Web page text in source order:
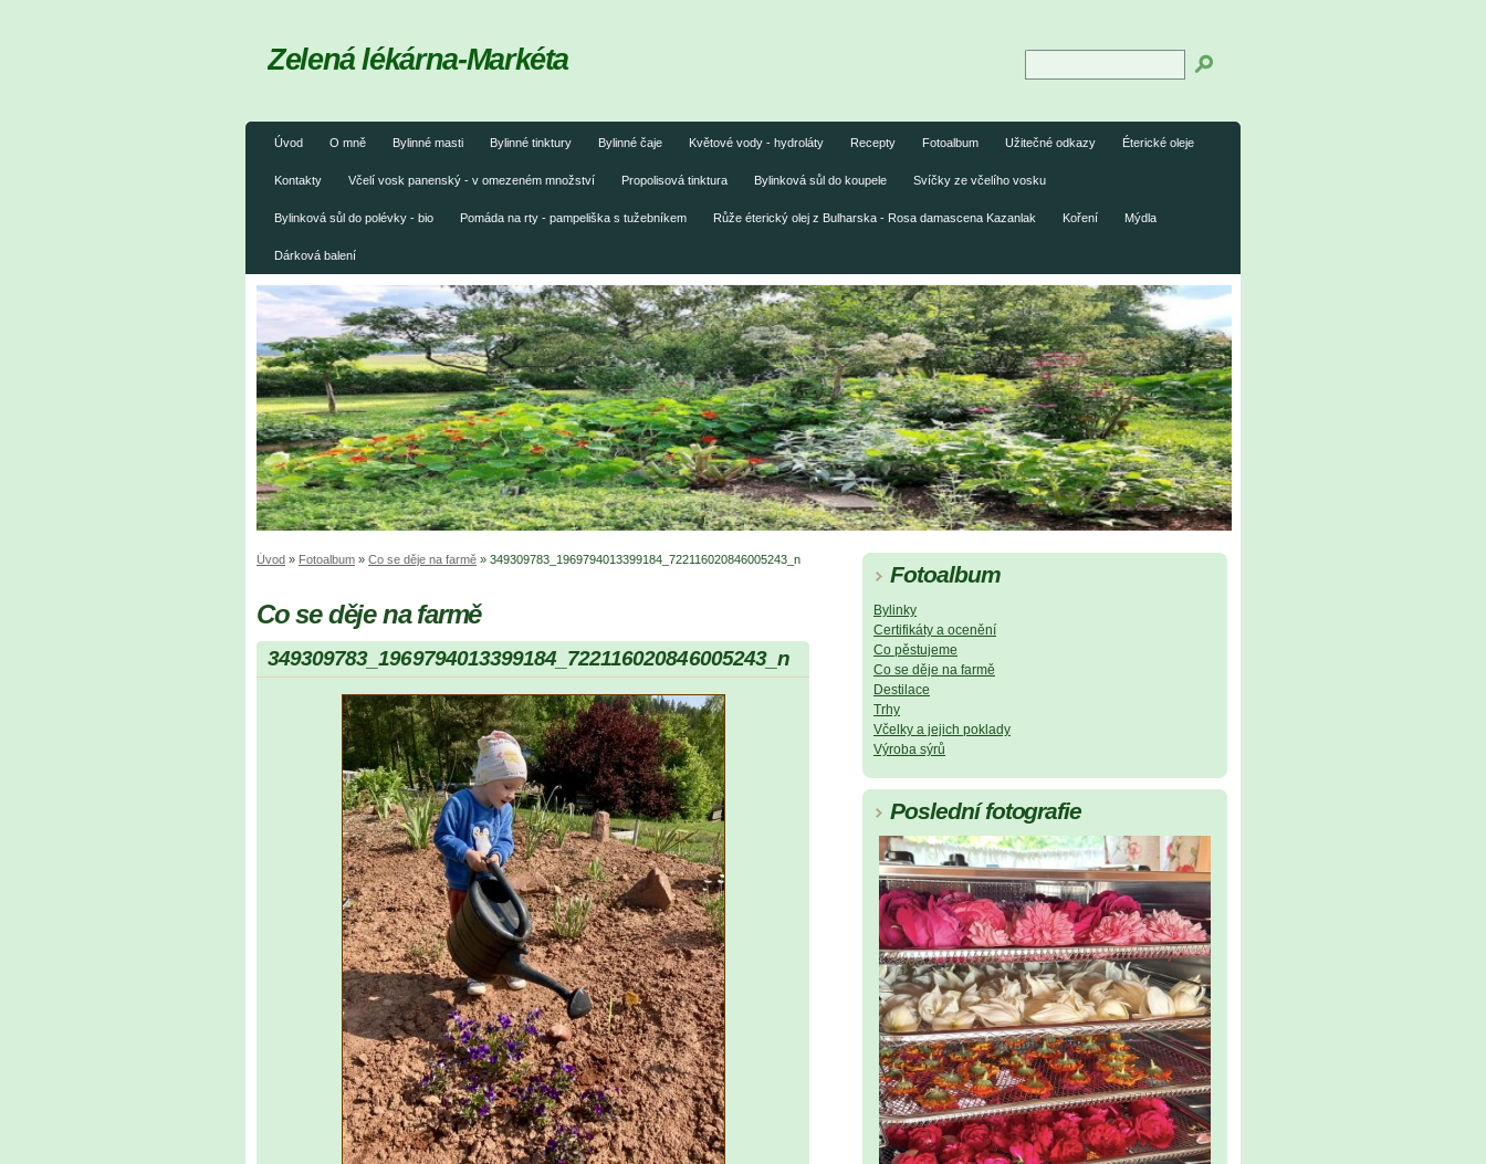
Úvod O mně Bylinné masti Bylinné tinktury Bylinné čaje Květové vody - hydroláty Recepty Fotoalbum Užitečné odkazy Éterické oleje
Kontakty Včelí vosk panenský - v omezeném množství Propolisová tinktura Bylinková sůl do koupele Svíčky ze včelího vosku
Bylinková sůl do polévky - bio Pomáda na rty - pampeliška s tužebníkem Růže éterický olej z Bulharska - Rosa damascena Kazanlak Koření Mýdla
Dárková balení
Zelená lékárna-Markéta
Úvod » Fotoalbum » Co se děje na farmě » 349309783_1969794013399184_722116020846005243_n
Co se děje na farmě
349309783_1969794013399184_722116020846005243_n
Fotoalbum
Bylinky
Certifikáty a ocenění
Co pěstujeme
Co se děje na farmě
Destilace
Trhy
Včelky a jejich poklady
Výroba sýrů
Poslední fotografie